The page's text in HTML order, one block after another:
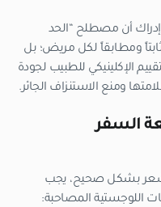
أن مصطلح “الحد
ومطابقاً لكل مريض؛ بل
الإكلينيكي للطبيب لجودة
ومنع الاستنزاف الجائر.
السفر
بشكل صحيح، يجب
اللوجستية المصاحبة: